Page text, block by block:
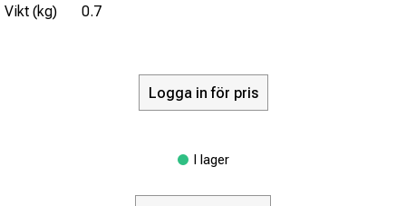
Vikt (kg)
0.7
Logga in för pris
I lager